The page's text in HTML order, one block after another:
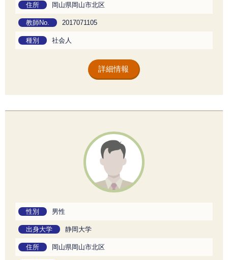
住所 岡山県岡山市北区
教師No. 2017071105
種別 社会人
詳細情報
性別 男性
出身大学 静岡大学
住所 岡山県岡山市北区